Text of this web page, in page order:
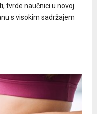
tvrde naučnici u novoj
s visokim sadržajem